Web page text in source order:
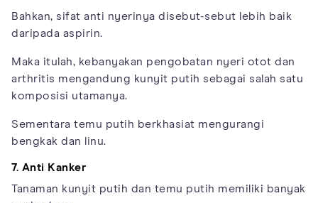
Bahkan, sifat anti nyerinya disebut-sebut lebih baik
daripada aspirin.
Maka itulah, kebanyakan pengobatan nyeri otot dan
arthritis mengandung kunyit putih sebagai salah satu
komposisi utamanya.
Sementara temu putih berkhasiat mengurangi
bengkak dan linu.
7. Anti Kanker
Tanaman kunyit putih dan temu putih memiliki banyak